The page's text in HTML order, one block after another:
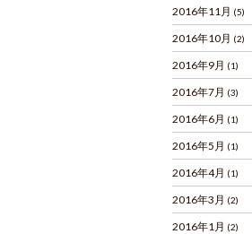
2016年11月 (5)
2016年10月 (2)
2016年9月 (1)
2016年7月 (3)
2016年6月 (1)
2016年5月 (1)
2016年4月 (1)
2016年3月 (2)
2016年1月 (2)